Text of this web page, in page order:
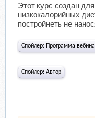
Этот курс создан
низкокалорийных
постройнеть не
Спойлер: Программа
Спойлер: Автор